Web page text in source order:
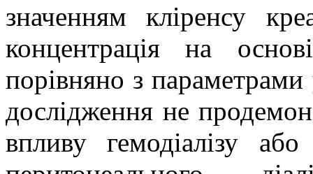
значенням кліренсу
концентрація на
порівняно з
дослідження не
впливу гемодіалізу або